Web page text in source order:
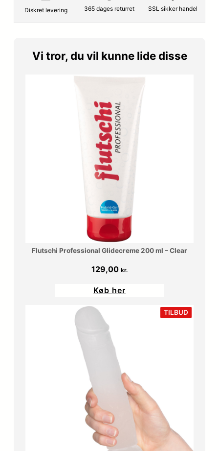
Diskret levering 365 dages returret SSL sikker handel
Vi tror, du vil kunne lide disse
Flutschi Professional Glidecreme 200 ml – Clear
129,00 kr.
Køb her
TILBUD
PÅ